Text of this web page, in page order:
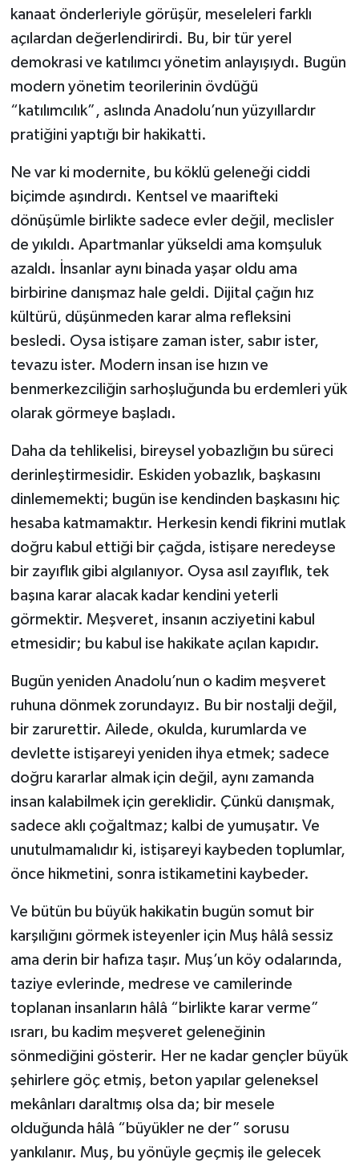
kanaat önderleriyle görüşür, meseleleri farklı
açılardan değerlendirirdi. Bu, bir tür yerel
demokrasi ve katılımcı yönetim anlayışıydı. Bugün
modern yönetim teorilerinin övdüğü
“katılımcılık”, aslında Anadolu’nun yüzyıllardır
pratiğini yaptığı bir hakikatti.
Ne var ki modernite, bu köklü geleneği ciddi
biçimde aşındırdı. Kentsel ve maarifteki
dönüşümle birlikte sadece evler değil, meclisler
de yıkıldı. Apartmanlar yükseldi ama komşuluk
azaldı. İnsanlar aynı binada yaşar oldu ama
birbirine danışmaz hale geldi. Dijital çağın hız
kültürü, düşünmeden karar alma refleksini
besledi. Oysa istişare zaman ister, sabır ister,
tevazu ister. Modern insan ise hızın ve
benmerkezciliğin sarhoşluğunda bu erdemleri yük
olarak görmeye başladı.
Daha da tehlikelisi, bireysel yobazlığın bu süreci
derinleştirmesidir. Eskiden yobazlık, başkasını
dinlememekti; bugün ise kendinden başkasını hiç
hesaba katmamaktır. Herkesin kendi fikrini mutlak
doğru kabul ettiği bir çağda, istişare neredeyse
bir zayıflık gibi algılanıyor. Oysa asıl zayıflık, tek
başına karar alacak kadar kendini yeterli
görmektir. Meşveret, insanın acziyetini kabul
etmesidir; bu kabul ise hakikate açılan kapıdır.
Bugün yeniden Anadolu’nun o kadim meşveret
ruhuna dönmek zorundayız. Bu bir nostalji değil,
bir zarurettir. Ailede, okulda, kurumlarda ve
devlette istişareyi yeniden ihya etmek; sadece
doğru kararlar almak için değil, aynı zamanda
insan kalabilmek için gereklidir. Çünkü danışmak,
sadece aklı çoğaltmaz; kalbi de yumuşatır. Ve
unutulmamalıdır ki, istişareyi kaybeden toplumlar,
önce hikmetini, sonra istikametini kaybeder.
Ve bütün bu büyük hakikatin bugün somut bir
karşılığını görmek isteyenler için Muş hâlâ sessiz
ama derin bir hafıza taşır. Muş’un köy odalarında,
taziye evlerinde, medrese ve camilerinde
toplanan insanların hâlâ “birlikte karar verme”
ısrarı, bu kadim meşveret geleneğinin
sönmediğini gösterir. Her ne kadar gençler büyük
şehirlere göç etmiş, beton yapılar geleneksel
mekânları daraltmış olsa da; bir mesele
olduğunda hâlâ “büyükler ne der” sorusu
yankılanır. Muş, bu yönüyle geçmiş ile gelecek